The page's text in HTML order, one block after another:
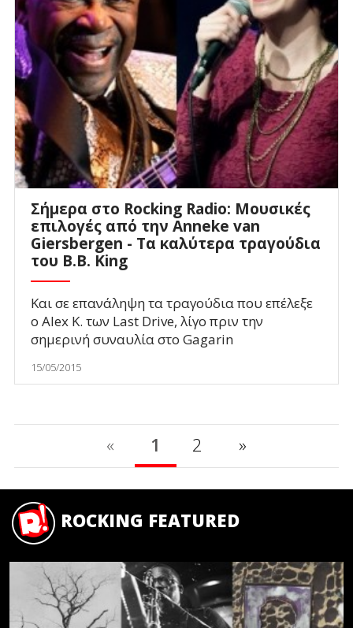
Σήμερα στο Rocking Radio: Μουσικές
επιλογές από την Anneke van
Giersbergen - Τα καλύτερα τραγούδια
του Β.Β. King
Και σε επανάληψη τα τραγούδια που επέλεξε
ο Alex K. των Last Drive, λίγο πριν την
σημερινή συναυλία στο Gagarin
15/05/2015
« 1 2 »
ROCKING FEATURED